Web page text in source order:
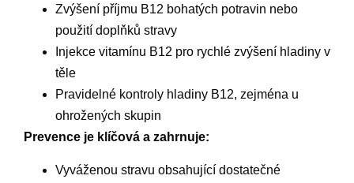
Zvýšení příjmu B12 bohatých potravin nebo
použití doplňků stravy
Injekce vitamínu B12 pro rychlé zvýšení hladiny v
těle
Pravidelné kontroly hladiny B12, zejména u
ohrožených skupin
Prevence je klíčová a zahrnuje:
Vyváženou stravu obsahující dostatečné